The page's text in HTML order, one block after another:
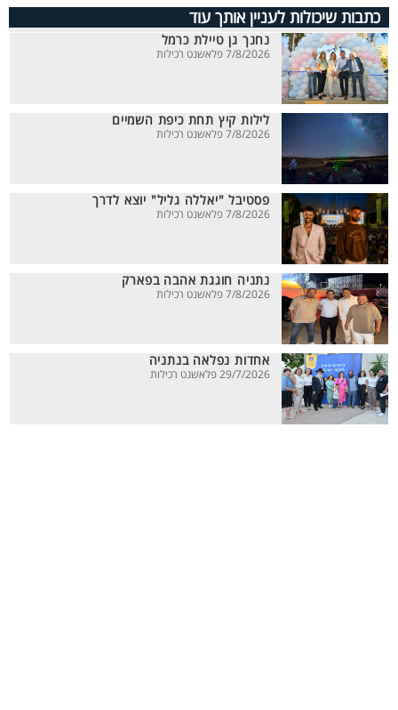
כתבות שיכולות לעניין אותך עוד
נחנך גן טיילת כרמל
7/8/2026 פלאשנט רכילות
לילות קיץ תחת כיפת השמיים
7/8/2026 פלאשנט רכילות
פסטיבל "יאללה גליל" יוצא לדרך
7/8/2026 פלאשנט רכילות
נתניה חוגגת אהבה בפארק
7/8/2026 פלאשנט רכילות
אחדות נפלאה בנתניה
29/7/2026 פלאשנט רכילות